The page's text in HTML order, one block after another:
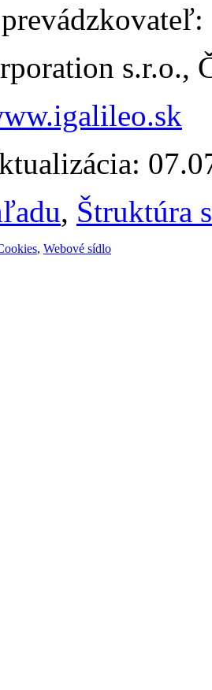
s.r.o.,
, Štruktúra
, Webové sídlo